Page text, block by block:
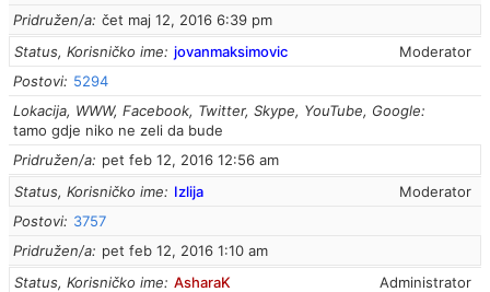
Pridružen/a čet maj 12, 2016 6:39 pm
Status, Korisničko ime
Moderator
jovanmaksimovic
Postovi
5294
Lokacija, WWW, Facebook, Twitter, Skype, YouTube, Google
tamo gdje niko ne zeli da bude
Pridružen/a
pet feb 12, 2016 12:56 am
Status, Korisničko ime
Moderator
Izlija
Postovi
3757
Pridružen/a
pet feb 12, 2016 1:10 am
Status, Korisničko ime
Administrator
AsharaK